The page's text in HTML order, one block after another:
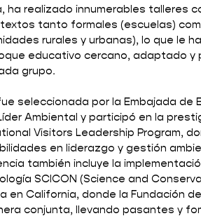
ha realizado innumerables talleres
tanto formales (escuelas)
rurales y urbanas), lo que le
educativo cercano, adaptado y
grupo.
seleccionada por la Embajada de
Ambiental y participó en la
Visitors Leadership Program,
en liderazgo y gestión
también incluye la
SCICON (Science and
en California, donde la Fundación
conjunta, llevando pasantes y